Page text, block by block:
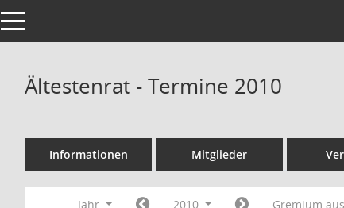
Toggle navigation
Ältestenrat - Termine 2010
Informationen Mitglieder
Jahr 2010 Gremium